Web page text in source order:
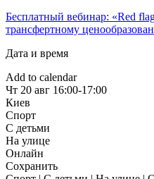
Бесплатный вебинар: «Red
трансфертному
Дата и время
Add to calendar
Чт 20 авг 16:00-17:00
Киев
Спорт
С детьми
На улице
Онлайн
Сохранить